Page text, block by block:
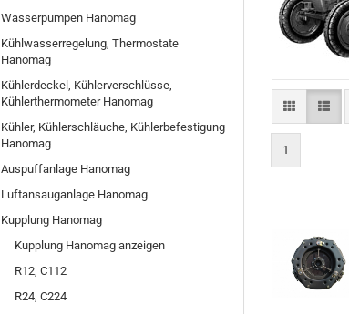
1
Wasserpumpen Hanomag
Kühlwasserregelung, Thermostate
Hanomag
Kühlerdeckel, Kühlerverschlüsse,
Kühlerthermometer Hanomag
Kühler, Kühlerschläuche, Kühlerbefestigung
Hanomag
Auspuffanlage Hanomag
Luftansauganlage Hanomag
Kupplung Hanomag
Kupplung Hanomag anzeigen
R12, C112
R24, C224